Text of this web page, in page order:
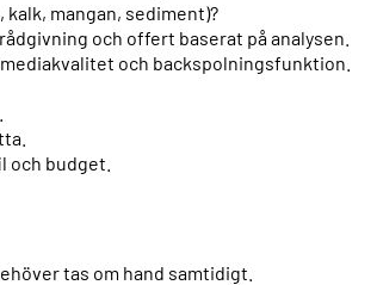
mangan, sediment)?
och offert baserat på analysen.
och backspolningsfunktion.
och budget.
tas om hand samtidigt.